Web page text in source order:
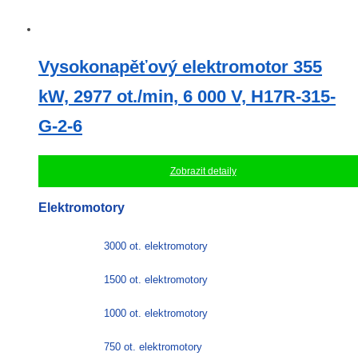
Vysokonapěťový elektromotor 355
kW, 2977 ot./min, 6 000 V, H17R-315-
G-2-6
Zobrazit detaily
Elektromotory
3000 ot. elektromotory
1500 ot. elektromotory
1000 ot. elektromotory
750 ot. elektromotory